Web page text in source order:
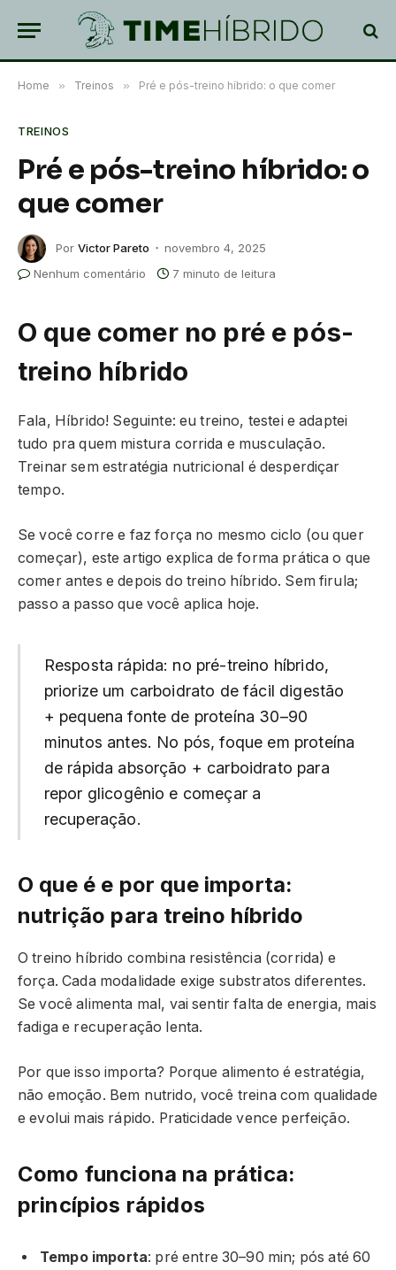
Home » Treinos » Pré e pós-treino híbrido: o que comer
TREINOS
Pré e pós-treino híbrido: o
que comer
Por Victor Pareto
novembro 4, 2025
Nenhum comentário
7 minuto de leitura
O que comer no pré e pós-
treino híbrido
Fala, Híbrido! Seguinte: eu treino, testei e adaptei
tudo pra quem mistura corrida e musculação.
Treinar sem estratégia nutricional é desperdiçar
tempo.
Se você corre e faz força no mesmo ciclo (ou quer
começar), este artigo explica de forma prática o que
comer antes e depois do treino híbrido. Sem firula;
passo a passo que você aplica hoje.
Resposta rápida: no pré-treino híbrido,
priorize um carboidrato de fácil digestão
+ pequena fonte de proteína 30–90
minutos antes. No pós, foque em proteína
de rápida absorção + carboidrato para
repor glicogênio e começar a
recuperação.
O que é e por que importa:
nutrição para treino híbrido
O treino híbrido combina resistência (corrida) e
força. Cada modalidade exige substratos diferentes.
Se você alimenta mal, vai sentir falta de energia, mais
fadiga e recuperação lenta.
Por que isso importa? Porque alimento é estratégia,
não emoção. Bem nutrido, você treina com qualidade
e evolui mais rápido. Praticidade vence perfeição.
Como funciona na prática:
princípios rápidos
Tempo importa: pré entre 30–90 min; pós até 60